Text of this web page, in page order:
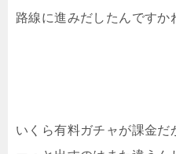
路線に進みだしたんです
いくら有料ガチャが課金